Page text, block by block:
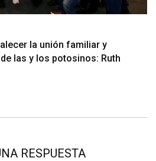
la unión familiar y
las y los potosinos: Ruth
RESPUESTA